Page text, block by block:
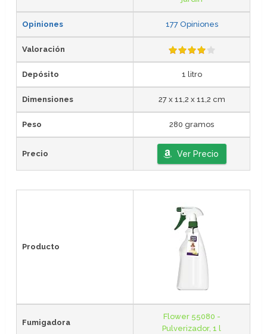
Opiniones 177 Opiniones
Valoración
Depósito 1 litro
Dimensiones 27 x 11,2 x 11,2 cm
Peso 280 gramos
Precio Ver Precio
Producto
Fumigadora
Flower 55080 -
Pulverizador, 1 l